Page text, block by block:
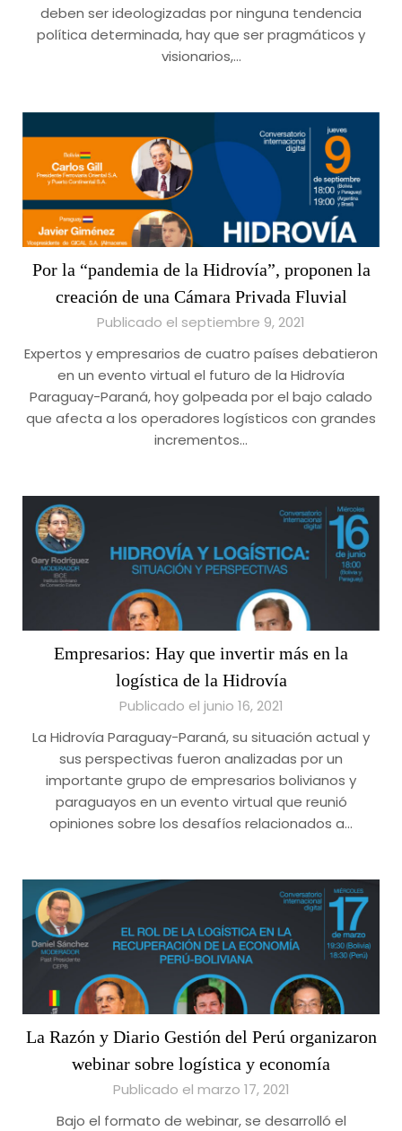
deben ser ideologizadas por ninguna tendencia
política determinada, hay que ser pragmáticos y
visionarios,…
Por la “pandemia de la Hidrovía”, proponen la
creación de una Cámara Privada Fluvial
Publicado el septiembre 9, 2021
Expertos y empresarios de cuatro países debatieron
en un evento virtual el futuro de la Hidrovía
Paraguay-Paraná, hoy golpeada por el bajo calado
que afecta a los operadores logísticos con grandes
incrementos…
Empresarios: Hay que invertir más en la
logística de la Hidrovía
Publicado el junio 16, 2021
La Hidrovía Paraguay-Paraná, su situación actual y
sus perspectivas fueron analizadas por un
importante grupo de empresarios bolivianos y
paraguayos en un evento virtual que reunió
opiniones sobre los desafíos relacionados a…
La Razón y Diario Gestión del Perú organizaron
webinar sobre logística y economía
Publicado el marzo 17, 2021
Bajo el formato de webinar, se desarrolló el